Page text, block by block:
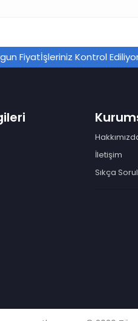
Fiyatİşleriniz Kontrol
İletişim
Sıkça